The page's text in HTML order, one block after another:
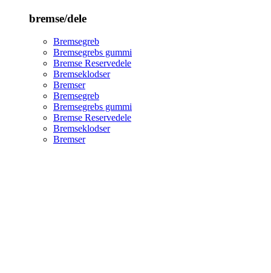
bremse/dele
Bremsegreb
Bremsegrebs gummi
Bremse Reservedele
Bremseklodser
Bremser
Bremsegreb
Bremsegrebs gummi
Bremse Reservedele
Bremseklodser
Bremser